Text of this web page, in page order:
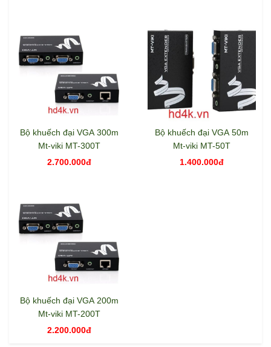
Bộ khuếch đại VGA 300m
Mt-viki MT-300T
2.700.000đ
Bộ khuếch đại VGA 50m
Mt-viki MT-50T
1.400.000đ
Bộ khuếch đại VGA 200m
Mt-viki MT-200T
2.200.000đ